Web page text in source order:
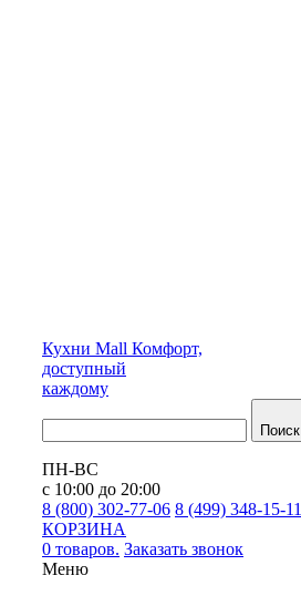
Кухни Mall Комфорт,
доступный
каждому
Поиск
ПН-ВС
с 10:00 до 20:00
8 (800) 302-77-06 8 (499) 348-15-11
КОРЗИНА
0 товаров. Заказать звонок
Меню